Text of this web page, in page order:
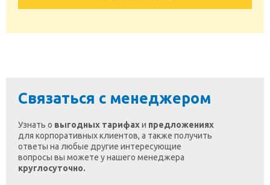
Связаться с менеджером
Узнать о выгодных тарифахи предложениях
для корпоративных клиентов, а также получить
ответы на любые другие интересующие
вопросы вы можете у нашего менеджера
круглосуточно.